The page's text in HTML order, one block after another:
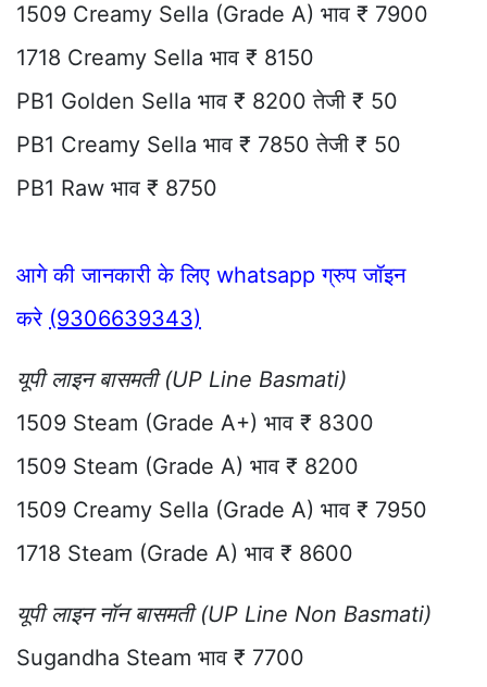
1509 Creamy Sella (Grade A) भाव ₹ 7900
1718 Creamy Sella भाव ₹ 8150
PB1 Golden Sella भाव ₹ 8200 तेजी ₹ 50
PB1 Creamy Sella भाव ₹ 7850 तेजी ₹ 50
PB1 Raw भाव ₹ 8750
आगे की जानकारी के लिए whatsapp ग्रुप जॉइन
करे (9306639343)
यूपी लाइन बासमती (UP Line Basmati)
1509 Steam (Grade A+) भाव ₹ 8300
1509 Steam (Grade A) भाव ₹ 8200
1509 Creamy Sella (Grade A) भाव ₹ 7950
1718 Steam (Grade A) भाव ₹ 8600
यूपी लाइन नॉन बासमती (UP Line Non Basmati)
Sugandha Steam भाव ₹ 7700